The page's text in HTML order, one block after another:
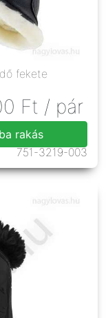
fekete
Ft / pár
rakás
751-3219-003